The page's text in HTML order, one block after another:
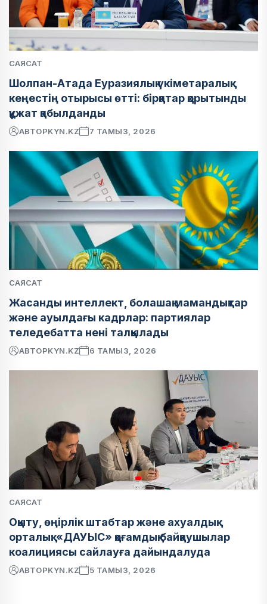
САЯСАТ
Шолпан-Атада Еуразиялық үкіметаралық
кеңестің отырысы өтті: бірқатар қорытынды
құжат қабылданды
АВТОРKYN.KZ 7 ТАМЫЗ, 2026
САЯСАТ
Жасанды интеллект, болашақ мамандықтар
және ауылдағы кадрлар: партиялар
теледебатта нені талқылады
АВТОРKYN.KZ 6 ТАМЫЗ, 2026
САЯСАТ
Оқыту, өңірлік штабтар және ахуалдық
орталық: «ДАУЫС» қоғамдық байқаушылар
коалициясы сайлауға дайындалуда
АВТОРKYN.KZ 5 ТАМЫЗ, 2026